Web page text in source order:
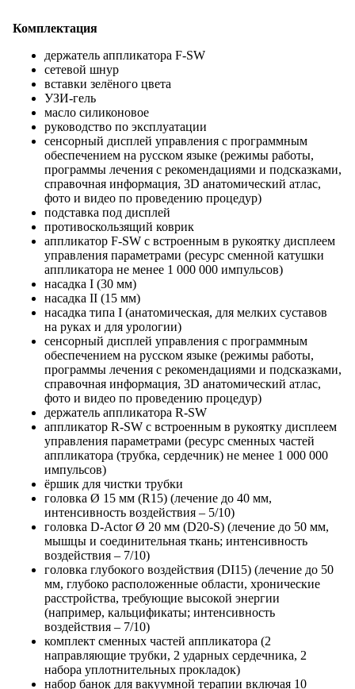
Комплектация
держатель аппликатора F-SW
сетевой шнур
вставки зелёного цвета
УЗИ-гель
масло силиконовое
руководство по эксплуатации
сенсорный дисплей управления с программным
обеспечением на русском языке (режимы работы,
программы лечения с рекомендациями и подсказками,
справочная информация, 3D анатомический атлас,
фото и видео по проведению процедур)
подставка под дисплей
противоскользящий коврик
аппликатор F-SW с встроенным в рукоятку дисплеем
управления параметрами (ресурс сменной катушки
аппликатора не менее 1 000 000 импульсов)
насадка I (30 мм)
насадка II (15 мм)
насадка типа I (анатомическая, для мелких суставов
на руках и для урологии)
сенсорный дисплей управления с программным
обеспечением на русском языке (режимы работы,
программы лечения с рекомендациями и подсказками,
справочная информация, 3D анатомический атлас,
фото и видео по проведению процедур)
держатель аппликатора R-SW
аппликатор R-SW с встроенным в рукоятку дисплеем
управления параметрами (ресурс сменных частей
аппликатора (трубка, сердечник) не менее 1 000 000
импульсов)
ёршик для чистки трубки
головка Ø 15 мм (R15) (лечение до 40 мм,
интенсивность воздействия – 5/10)
головка D-Actor Ø 20 мм (D20-S) (лечение до 50 мм,
мышцы и соединительная ткань; интенсивность
воздействия – 7/10)
головка глубокого воздействия (DI15) (лечение до 50
мм, глубоко расположенные области, хронические
расстройства, требующие высокой энергии
(например, кальцификаты; интенсивность
воздействия – 7/10)
комплект сменных частей аппликатора (2
направляющие трубки, 2 ударных сердечника, 2
набора уплотнительных прокладок)
набор банок для вакуумной терапии включая 10